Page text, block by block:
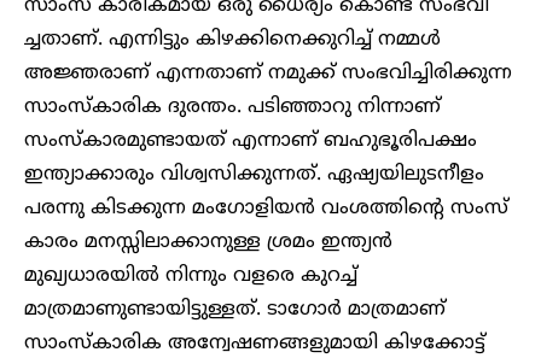
സാംസ് കാരികമായ ഒരു ധൈര്യം കൊണ്ട് സംഭവി
ച്ചതാണ്. എന്നിട്ടും കിഴക്കിനെക്കുറിച്ച് നമ്മൾ
അജ്ഞരാണ് എന്നതാണ് നമുക്ക് സംഭവിച്ചിരിക്കുന്ന
സാംസ്കാരിക ദുരന്തം. പടിഞ്ഞാറു നിന്നാണ്
സംസ്കാരമുണ്ടായത് എന്നാണ് ബഹുഭൂരിപക്ഷം
ഇന്ത്യാക്കാരും വിശ്വസിക്കുന്നത്. ഏഷ്യയിലുടനീളം
പരന്നു കിടക്കുന്ന മംഗോളിയൻ വംശത്തിന്റെ സംസ്
കാരം മനസ്സിലാക്കാനുള്ള ശ്രമം ഇന്ത്യൻ
മുഖ്യധാരയിൽ നിന്നും വളരെ കുറച്ച്
മാത്രമാണുണ്ടായിട്ടുള്ളത്. ടാഗോർ മാത്രമാണ്
സാംസ്കാരിക അന്വേഷണങ്ങളുമായി കിഴക്കോട്ട്